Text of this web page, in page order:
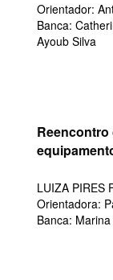
Orientador:
Banca:
Ayoub Silva
LUIZA PIRES
Orientadora:
Banca: